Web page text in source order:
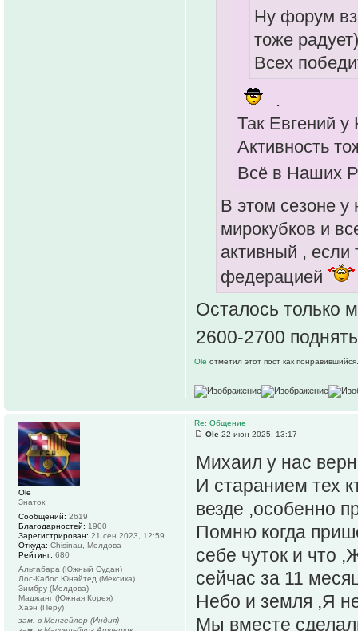
Ну форум
тоже радует)
Всех
.
Так Евгений у
Активность
Всё в Наших
В этом сезоне у
мирокубков и
активный , если
федерацией
Осталось только
2600-2700
Ole отметил этот пост как понравившийся.
Re: Общение
Ole 22 июн 2025, 13:17
Михаил у нас
И старанием тех
везде ,особенно
Помню когда
себе чуток и что
сейчас за 11
Небо и земля ,Я
Мы вместе
Ole
Знаток
Сообщений: 2619
Благодарностей: 1900
Зарегистрирован: 21 сен 2023, 12:59
Откуда: Chisinau, Молдова
Рейтинг: 680
Альтабара (Южный Судан)
Лос-Кабос Юнайтед (Мексика)
Зимбру (Молдова)
Маджанг (Южная Корея)
Хаэн (Перу)
зам. в Менгейлор (Индия)